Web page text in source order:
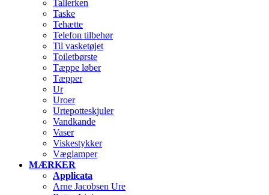
Tallerken
Taske
Tehætte
Telefon tilbehør
Til vasketøjet
Toiletbørste
Tæppe løber
Tæpper
Ur
Uroer
Urtepotteskjuler
Vandkande
Vaser
Viskestykker
Væglamper
MÆRKER
Applicata
Arne Jacobsen Ure